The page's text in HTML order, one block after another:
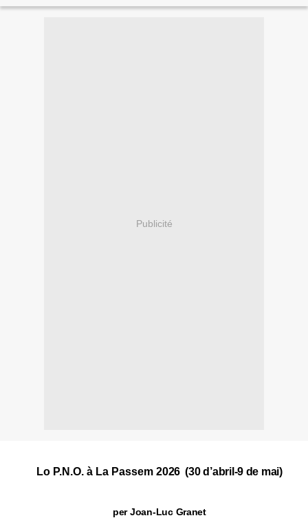
Publicité
Lo P.N.O. à La Passem2026 (30 d’abril-9 de mai)
per Joan-Luc Granet